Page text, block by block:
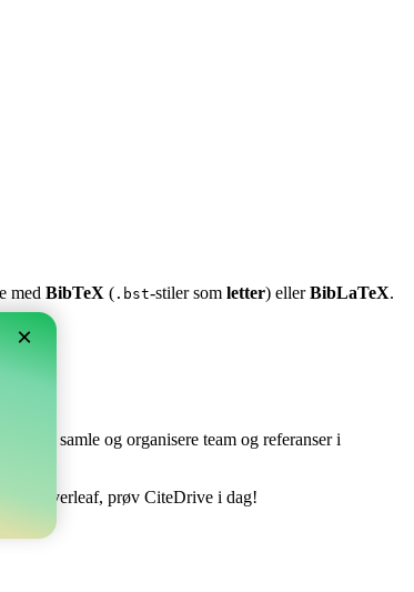
med BibTeX ( .bst-stiler som letter) ellerBibLaTeX.
deg samle og organisere team og referanser i
i Overleaf, prøv CiteDrive i dag!
×